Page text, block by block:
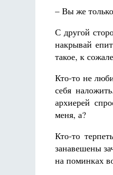
– Вы же
С другой
накрывай
такое, к
Кто-то не
себя
архиерей
меня, а?
Кто-то
занавешены
на поминках